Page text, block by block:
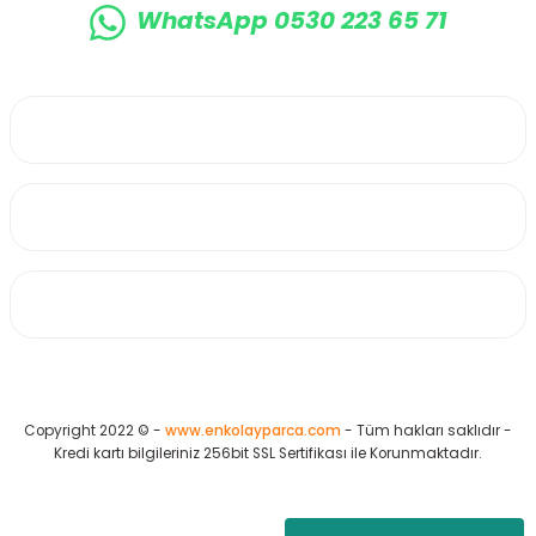
WhatsApp 0530 223 65 71
Copyright 2022 © - www.enkolayparca.com - Tüm hakları saklıdır -
Kredi kartı bilgileriniz 256bit SSL Sertifikası ile Korunmaktadır.